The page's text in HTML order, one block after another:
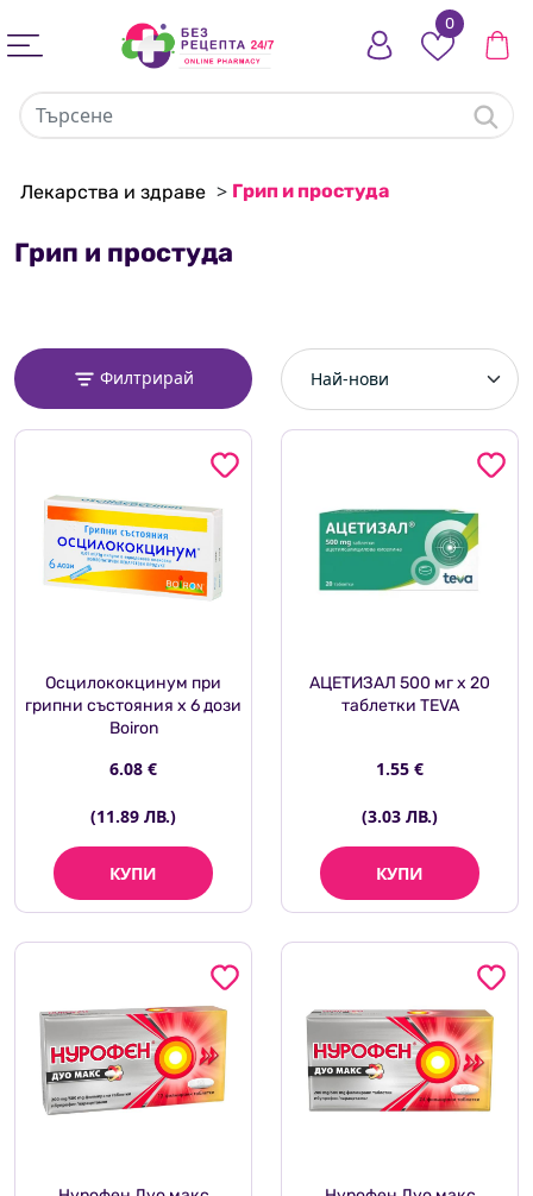
0
Лекарства и здраве > Грип и простуда
Грип и простуда
Филтрирай
Осцилококцинум при
грипни състояния х 6 дози
Boiron
6.08 €
(11.89 ЛВ.)
КУПИ
АЦЕТИЗАЛ 500 мг х 20
таблетки TEVA
1.55 €
(3.03 ЛВ.)
КУПИ